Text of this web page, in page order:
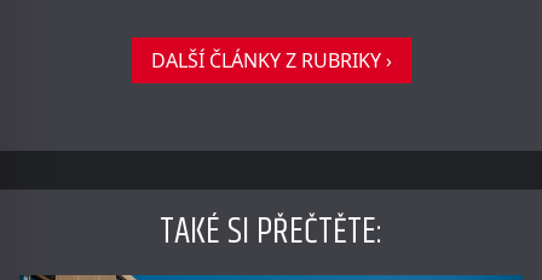
DALŠÍ ČLÁNKY Z RUBRIKY ›
TAKÉ SI PŘEČTĚTE: